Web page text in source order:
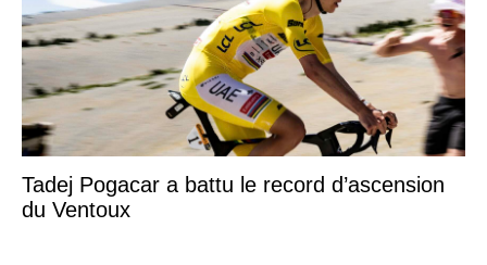
Tadej Pogacar a battu le record d’ascension
du Ventoux